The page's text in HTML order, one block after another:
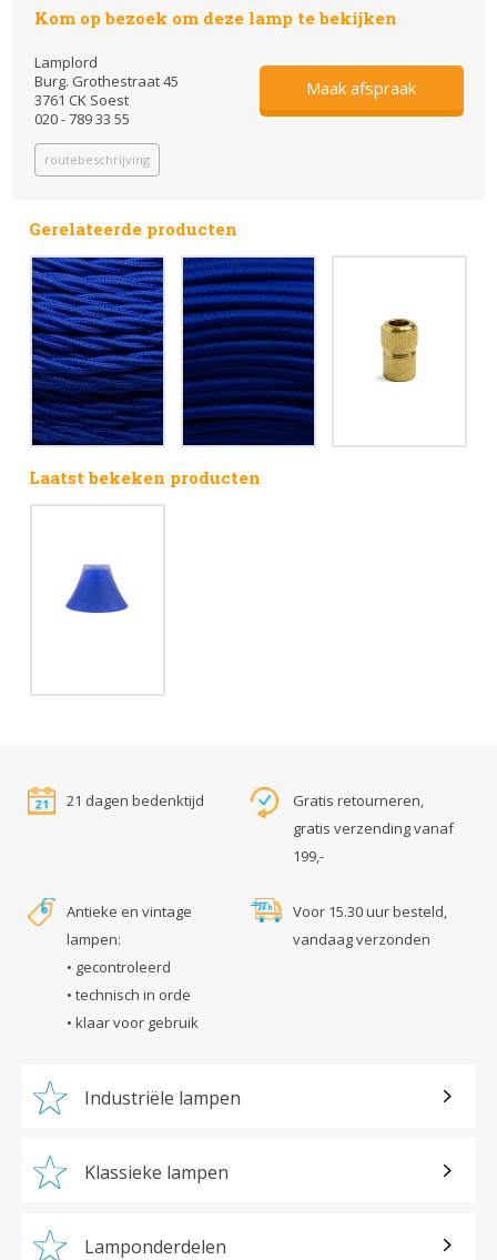
Kom op bezoek om deze lamp te bekijken
Lamplord
Burg. Grothestraat 45
3761 CK Soest
020 - 789 33 55
routebeschrijving
Maak afspraak
Gerelateerde producten
Laatst bekeken producten
21 dagen bedenktijd
Gratis retourneren,
gratis verzending vanaf
199,-
Antieke en vintage
lampen:
• gecontroleerd
• technisch in orde
• klaar voor gebruik
Voor 15.30 uur besteld,
vandaag verzonden
Industriële lampen
Klassieke lampen
Lamponderdelen